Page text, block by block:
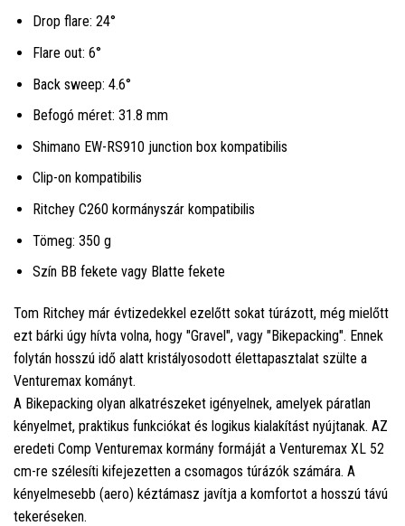
Drop flare: 24°
Flare out: 6°
Back sweep: 4.6°
Befogó méret: 31.8 mm
Shimano EW-RS910 junction box kompatibilis
Clip-on kompatibilis
Ritchey C260 kormányszár kompatibilis
Tömeg: 350 g
Szín BB fekete vagy Blatte fekete
Tom Ritchey már évtizedekkel ezelőtt sokat túrázott, még mielőtt
ezt bárki úgy hívta volna, hogy "Gravel", vagy "Bikepacking". Ennek
folytán hosszú idő alatt kristályosodott élettapasztalat szülte a
Venturemax kományt.
A Bikepacking olyan alkatrészeket igényelnek, amelyek páratlan
kényelmet, praktikus funkciókat és logikus kialakítást nyújtanak. AZ
eredeti Comp Venturemax kormány formáját a Venturemax XL 52
cm-re szélesíti kifejezetten a csomagos túrázók számára. A
kényelmesebb (aero) kéztámasz javítja a komfortot a hosszú távú
tekeréseken.